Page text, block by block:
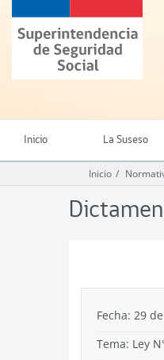
contenido
principal
Superintendencia
de
Seguridad
(SUSESO)
Chile
Inicio La Suseso
Inicio
Fecha: 29
Tema: Ley